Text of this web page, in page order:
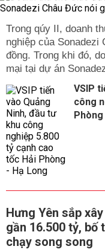
Trong qúy II, doanh
nghiệp của
đồng. Trong khi đó,
mại tại dự án
VSIP
công
Hưng Yên sắp
gần 16.500 tỷ,
chạy song song